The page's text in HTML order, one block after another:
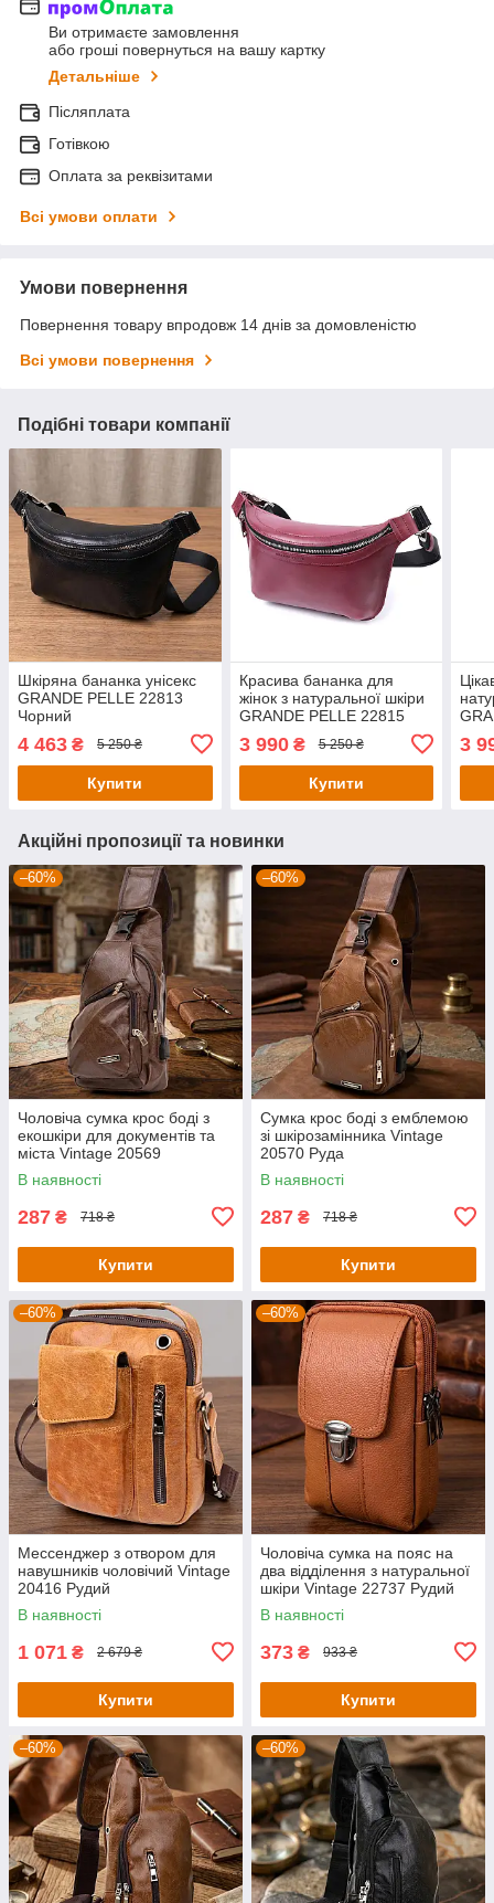
Ви отримаєте замовлення
або гроші повернуться на вашу картку
Детальніше
Післяплата
Готівкою
Оплата за реквізитами
Всі умови оплати
Умови повернення
Повернення товару впродовж 14 днів за домовленістю
Всі умови повернення
Подібні товари компанії
Шкіряна бананка унісекс
GRANDE PELLE 22813
Чорний
4 463 ₴ 5 250 ₴
Купити
Красива бананка для
жінок з натуральної шкіри
GRANDE PELLE 22815
3 990₴ 5 250 ₴
Купити
3
Акційні пропозиції та новинки
–60%
Чоловіча сумка крос боді з
екошкіри для документів та
міста Vintage 20569
Коричнева
В наявності
287 ₴ 718 ₴
Купити
–60%
Сумка крос боді з емблемою
зі шкірозамінника Vintage
20570 Руда
В наявності
287 ₴ 718 ₴
Купити
–60%
Мессенджер з отвором для
навушників чоловічий Vintage
20416 Рудий
В наявності
1 071 ₴ 2 679 ₴
Купити
–60%
Чоловіча сумка на пояс на
два відділення з натуральної
шкіри Vintage 22737 Рудий
В наявності
373 ₴ 933 ₴
Купити
–60% –60%